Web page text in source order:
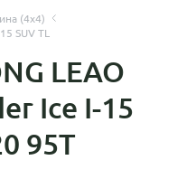
(4х4)
SUV TL
LEAO
Ice I-15
95T